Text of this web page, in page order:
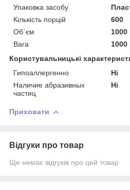
Упаковка засобу
Кількість порцій
600
Об`єм
1000
Вага
1000
Користувальницькі
Гипоаллергенно
Ні
Наличие абразивных
частиц
Ні
Приховати
Відгуки про товар
Ще немає відгуків про цей товар